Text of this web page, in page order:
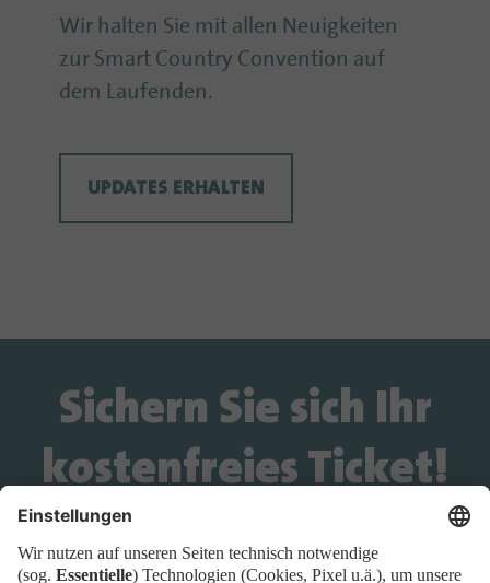
Wir halten Sie mit allen Neuigkeiten
zur Smart Country Convention auf
dem Laufenden.
UPDATES ERHALTEN
Sichern Sie sich Ihr
kostenfreies Ticket!